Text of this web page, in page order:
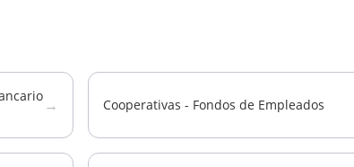
→ Cooperativas - Fondos de Empleados